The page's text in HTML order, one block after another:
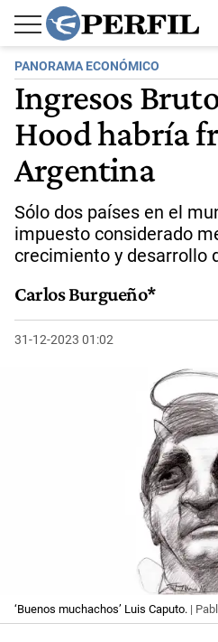
PANORAMA ECONÓMICO
Ingresos
Hood habría
Argentina
Sólo dos países en el
impuesto considerado
crecimiento y desarrollo
Carlos Burgueño*
31-12-2023 01:02
‘Buenos muchachos’ Luis Caputo. |